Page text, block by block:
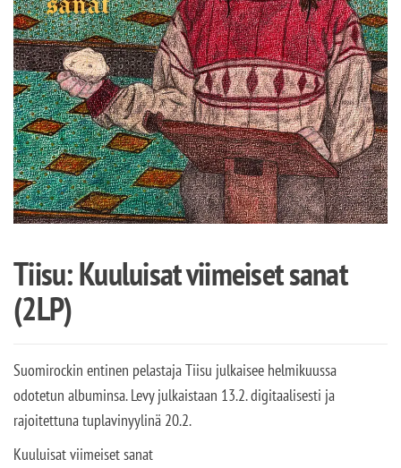
Tiisu: Kuuluisat viimeiset sanat
(2LP)
Suomirockin entinen pelastaja Tiisu julkaisee helmikuussa
odotetun albuminsa. Levy julkaistaan 13.2. digitaalisesti ja
rajoitettuna tuplavinyylinä 20.2.
Kuuluisat viimeiset sanat